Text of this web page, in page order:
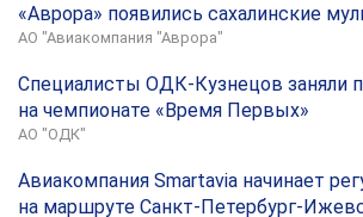
«Аврора» появились сахалинские
АО "Авиакомпания "Аврора"
Специалисты ОДК-Кузнецов заняли
на чемпионате «Время Первых»
АО "ОДК"
Авиакомпания Smartavia начинает
на маршруте Санкт-Петербург-